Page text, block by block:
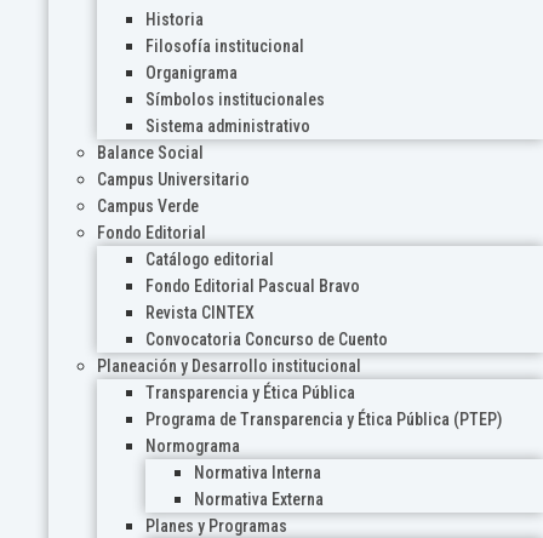
Historia
Filosofía institucional
Organigrama
Símbolos institucionales
Sistema administrativo
Balance Social
Campus Universitario
Campus Verde
Fondo Editorial
Catálogo editorial
Fondo Editorial Pascual Bravo
Revista CINTEX
Convocatoria Concurso de Cuento
Planeación y Desarrollo institucional
Transparencia y Ética Pública
Programa de Transparencia y Ética Pública (PTEP)
Normograma
Normativa Interna
Normativa Externa
Planes y Programas